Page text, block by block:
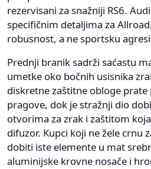
rezervisani za snažniji RS6.
specifičnim detaljima za
robusnost, a ne sportsku
Prednji branik sadrži saćastu
umetke oko bočnih usisnika
diskretne zaštitne obloge
pragove, dok je stražnji dio
otvorima za zrak i zaštitom
difuzor. Kupci koji ne žele crnu
dobiti iste elemente u mat
aluminijske krovne nosače i